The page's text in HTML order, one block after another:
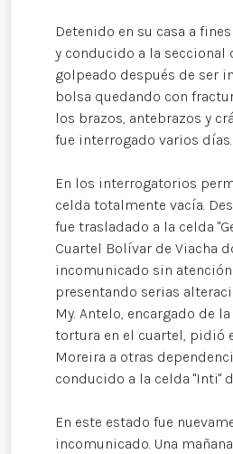
Detenido en su casa a fines
y conducido a la seccional
golpeado después de ser
bolsa quedando con
los brazos, antebrazos y
fue interrogado varios días.
En los interrogatorios
celda totalmente vacía.
fue trasladado a la celda
Cuartel Bolívar de Viacha
incomunicado sin
presentando serias
My. Antelo, encargado de
tortura en el cuartel, pidió
Moreira a otras
conducido a la celda "Inti"
En este estado fue
incomunicado. Una